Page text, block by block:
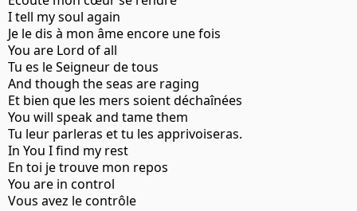
I tell my soul again
Je le dis à mon âme encore une fois
You are Lord of all
Tu es le Seigneur de tous
And though the seas are raging
Et bien que les mers soient déchaînées
You will speak and tame them
Tu leur parleras et tu les apprivoiseras.
In You I find my rest
En toi je trouve mon repos
You are in control
Vous avez le contrôle